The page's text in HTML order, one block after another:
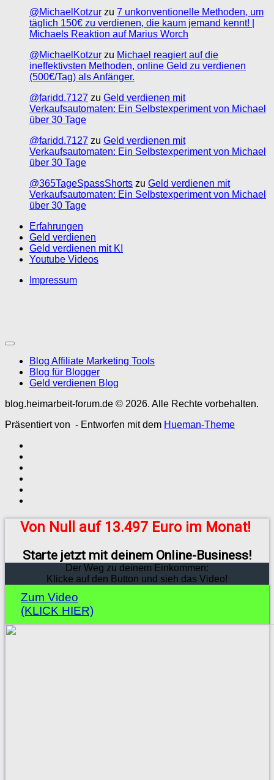
@MichaelKotzur zu 7 unkonventionelle Methoden, um
täglich 150€ zu verdienen, die kaum jemand kennt! |
Michaels Reaktion auf Marius Worch
@MichaelKotzur zu Michael reagiert auf die
ineffektivsten Methoden, online Geld zu verdienen
(500€/Tag) als Anfänger.
@faridd.7127 zu Geld verdienen mit
Verkaufsautomaten: Ein Selbstexperiment von Michael
über 30 Tage
@faridd.7127 zu Geld verdienen mit
Verkaufsautomaten: Ein Selbstexperiment von Michael
über 30 Tage
@365TageSpassShorts zu Geld verdienen mit
Verkaufsautomaten: Ein Selbstexperiment von Michael
über 30 Tage
Erfahrungen
Geld verdienen
Geld verdienen mit KI
Youtube Videos
Impressum
Blog Affiliate Marketing Tools
Blog für Blogger
Geld verdienen Blog
blog.heimarbeit-forum.de © 2026. Alle Rechte vorbehalten.
Präsentiert von - Entworfen mit dem Hueman-Theme
Von Null auf 13.497 Euro im Monat!
Starte jetzt mit deinem Online-Business!
Der Weg zu deinem Einkommen:
Klicke auf den Button und sieh das Video!
Zum Video
(KLICK HIER)